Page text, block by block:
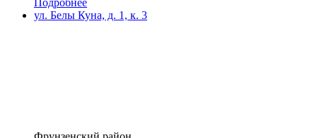
Подробнее
ул. Белы Куна, д. 1, к. 3